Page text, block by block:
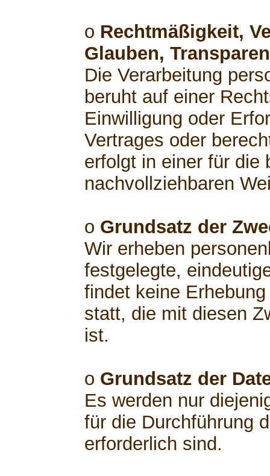
o Rechtmäßigkeit,
Glauben,
Die Verarbeitung
beruht auf einer
Einwilligung oder
Vertrages oder
erfolgt in einer für die
nachvollziehbaren
o Grundsatz der
Wir erheben
festgelegte,
findet keine
statt, die mit diesen
ist.
o Grundsatz der
Es werden nur
für die Durchführung
erforderlich sind.